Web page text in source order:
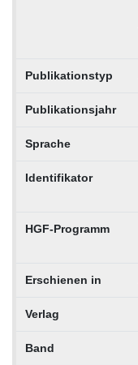
Publikationstyp
Publikationsjahr
Sprache
Identifikator
HGF-Programm
Erschienen in
Verlag
Band